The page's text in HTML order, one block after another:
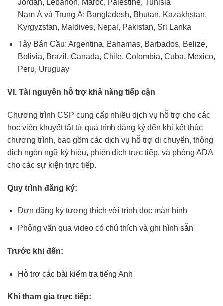
Jordan, Lebanon, Maroc, Palestine, Tunisia
Nam Á và Trung Á: Bangladesh, Bhutan, Kazakhstan,
Kyrgyzstan, Maldives, Nepal, Pakistan, Sri Lanka
Tây Bán Cầu: Argentina, Bahamas, Barbados, Belize,
Bolivia, Brazil, Canada, Chile, Colombia, Cuba, Mexico,
Peru, Uruguay
VI. Tài nguyên hỗ trợ khả năng tiếp cận
Chương trình CSP cung cấp nhiều dịch vụ hỗ trợ cho các
học viên khuyết tật từ quá trình đăng ký đến khi kết thúc
chương trình, bao gồm các dịch vụ hỗ trợ di chuyển, thông
dịch ngôn ngữ ký hiệu, phiên dịch trực tiếp, và phòng ADA
cho các sự kiện trực tiếp.
Quy trình đăng ký:
Đơn đăng ký tương thích với trình đọc màn hình
Phỏng vấn qua video có chú thích và ghi hình sẵn
Trước khi đến:
Hỗ trợ các bài kiểm tra tiếng Anh
Khi tham gia trực tiếp: